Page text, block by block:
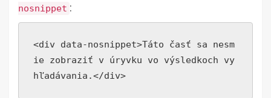
nosnippet :
<div data-nosnippet>Táto časť sa nesm
ie zobraziť v úryvku vo výsledkoch vy
hľadávania.</div>